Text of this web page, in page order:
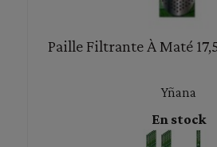
Paille Filtrante À Maté
Yñana
En stock